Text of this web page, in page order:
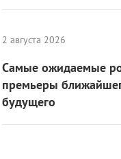
2 августа 2026
Самые ожидаемые
премьеры
будущего